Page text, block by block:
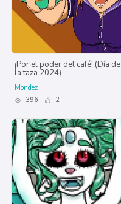
¡Por el poder del café! (Día de
la taza 2024)
Mondez
396
2